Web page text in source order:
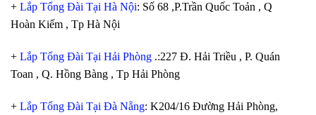
+ Lắp Tổng Đài Tại Hà Nội: Số 68 ,P.Trần Quốc Toản , Q
Hoàn Kiếm , Tp Hà Nội
+ Lắp Tổng Đài Tại Hải Phòng .:227 Đ. Hải Triều , P. Quán
Toan , Q. Hồng Bàng , Tp Hải Phòng
+ Lắp Tổng Đài Tại Đà Nẵng: K204/16 Đường Hải Phòng,